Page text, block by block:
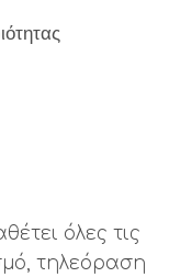
όλες τις
τηλεόραση